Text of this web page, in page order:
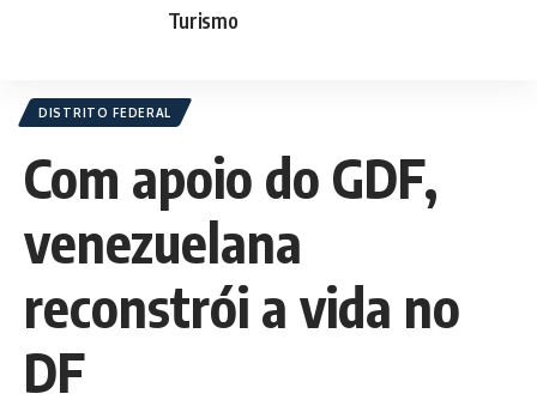
Turismo
DISTRITO FEDERAL
Com apoio do GDF,
venezuelana
reconstrói a vida no
DF